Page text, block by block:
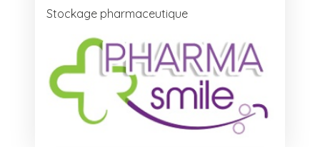
Stockage pharmaceutique